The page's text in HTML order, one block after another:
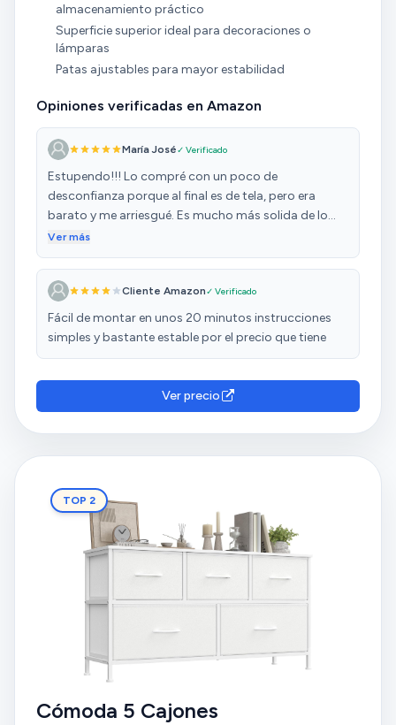
almacenamiento práctico
Superficie superior ideal para decoraciones o
lámparas
Patas ajustables para mayor estabilidad
Opiniones verificadas en Amazon
María José✓ Verificado
Estupendo!!! Lo compré con un poco de
desconfianza porque al final es de tela, pero era
barato y me arriesgué. Es mucho más solida de lo
que aparenta. La estructura es muy firme y queda
fácil de montar. De verdad que queda genial!!!
Ver más
Cliente Amazon✓ Verificado
Fácil de montar en unos 20 minutos instrucciones
simples y bastante estable por el precio que tiene
Ver precio
TOP 2
Cómoda 5 Cajones